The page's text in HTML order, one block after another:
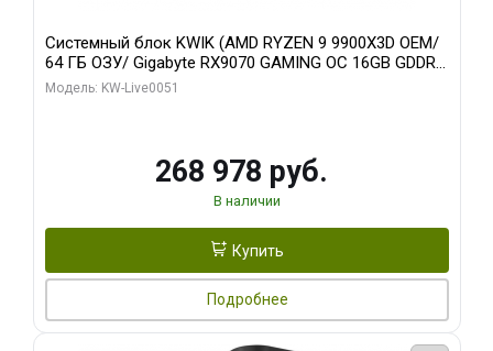
Системный блок KWIK (AMD RYZEN 9 9900X3D OEM/
64 ГБ ОЗУ/ Gigabyte RX9070 GAMING OC 16GB GDDR6
256bit 2xDP 2xH/ 960 ГБ SSD)
Модель: KW-Live0051
268 978 руб.
В наличии
Купить
Подробнее